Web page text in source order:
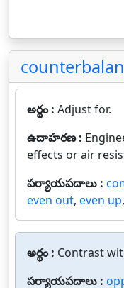
అర్థం : Adjust for.
ఉదాహరణ :
effects or air
పర్యాయపదాలు :
even out, even up,
అర్థం : Contrast
పర్యాయపదాలు :